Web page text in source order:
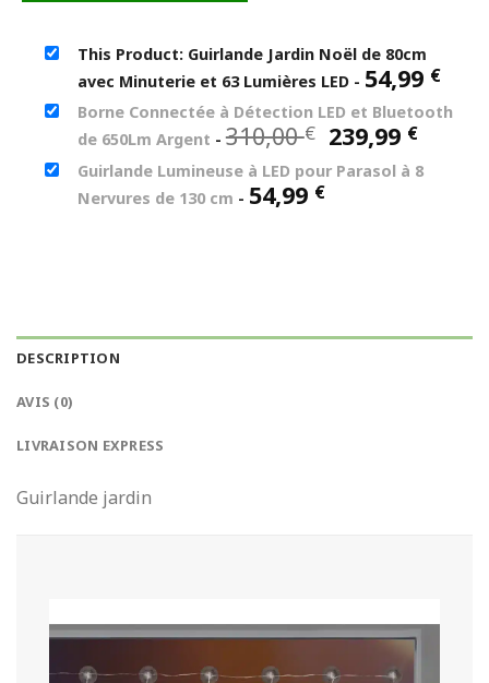
349,97 €.297,47 €.
This Product: Guirlande Jardin Noël de 80cm
avec Minuterie et 63 Lumières LED - 54,99 €
Borne Connectée à Détection LED et Bluetooth
de 650Lm Argent -310,00€ Le
prix
initial
239,99 €Le
prix
Guirlande Lumineuse à LED pour Parasol à 8
Nervures de 130 cm - 54,99 €
DESCRIPTION
AVIS (0)
LIVRAISON EXPRESS
Guirlande jardin